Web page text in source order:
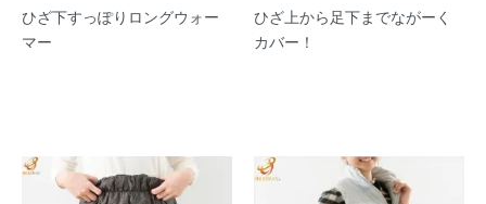
ひざ下すっぽりロングウォー
マー
ひざ上から足下までながーく
カバー！